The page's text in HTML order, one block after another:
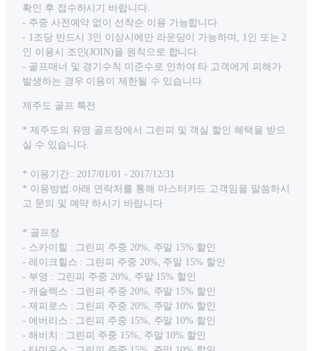
확인 후 접수하시기 바랍니다.
- 주중 사전예약 없이 선착순 이용 가능합니다.
- 1조당 반드시 3인 이상시에만 라운딩이 가능하며, 1인 또는 2
인 이용시 조인(JOIN)을 원칙으로 합니다.
- 골프매너 및 경기수칙 미준수로 인하여 타 고객에게 피해가
발생하는 경우 이용이 제한될 수 있습니다.
제주도 골프 특전
* 제주도의 유명 골프장에서 그린피 및 객실 할인 혜택을 받으
실 수 있습니다.
* 이용기간:: 2017/01/01 - 2017/12/31
* 이용방법:아래 연락처를 통해 마스터카드 고객임을 말씀하시
고 문의 및 예약 하시기 바랍니다
* 골프장
- 스카이힐 : 그린피 주중 20%, 주말 15% 할인
- 레이크힐스 : 그린피 주중 20%, 주말 15% 할인
- 부영 : 그린피 주중 20%, 주말 15% 할인
- 캐슬렉스 : 그린피 주중 20%, 주말 15% 할인
- 제피로스 : 그린피 주중 20%, 주말 10% 할인
- 에버리스 : 그린피 주중 15%, 주말 10% 할인
- 해비치 : 그린피 주중 15%, 주말 10% 할인